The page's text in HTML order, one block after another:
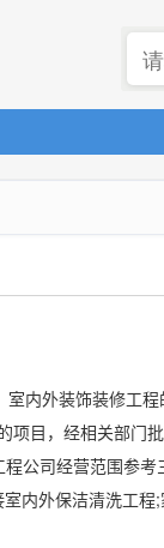
内外装饰装修工
项目，经相关部门
公司经营范围参
内外保洁清洗工